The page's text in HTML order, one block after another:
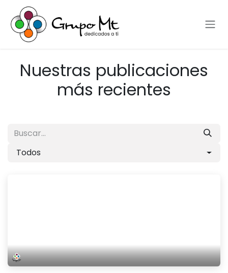
Ir al contenido
Nuestras publicaciones
más recientes
Todos